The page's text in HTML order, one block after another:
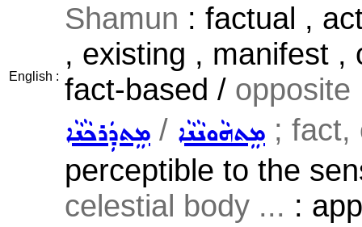
English :
Shamun : factual ,
, existing , manifest ,
fact-based /
ܡܸܬܕܲܪܟܵܢܵܐ / ܡܸܬܗܵܘܢܵܢܵܐ ; fact,
perceptible to the
celestial body ... :